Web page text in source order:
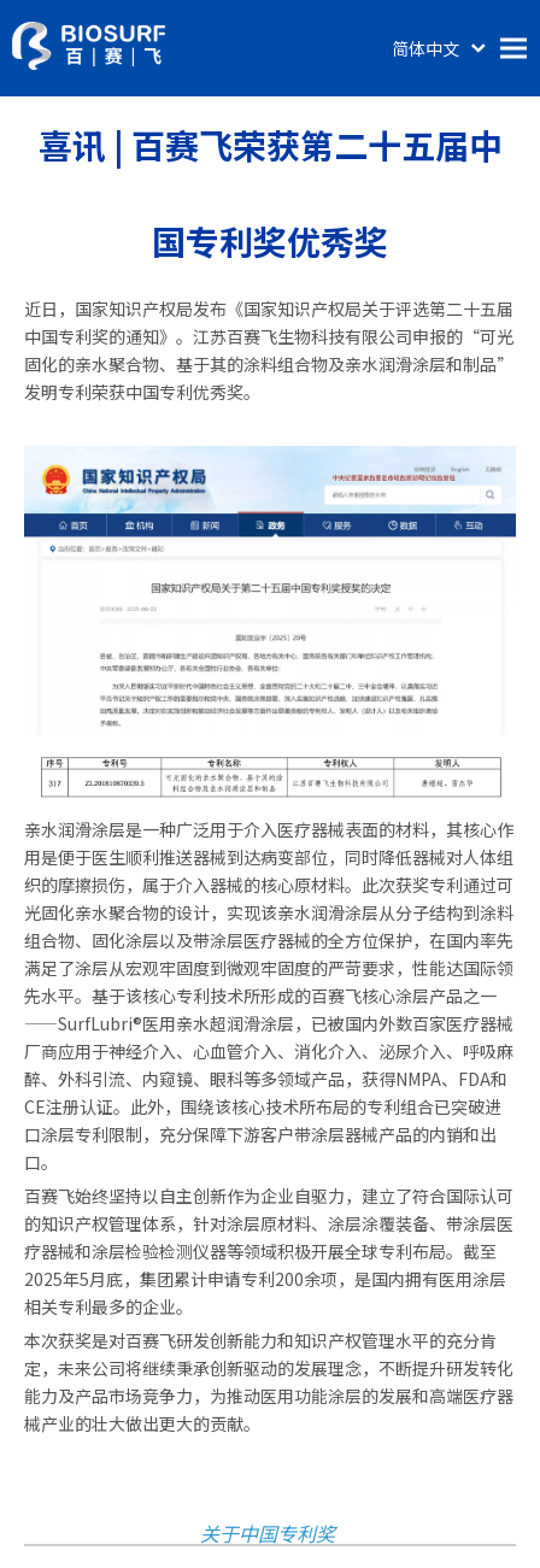
关于百赛飞
新闻动态
联系我们
简体中文
喜讯 | 百赛飞荣获第二十五届中
国专利奖优秀奖
近日，国家知识产权局发布《国家知识产权局关于评选第二十五届
中国专利奖的通知》。江苏百赛飞生物科技有限公司申报的“可光
固化的亲水聚合物、基于其的涂料组合物及亲水润滑涂层和制品”
发明专利荣获中国专利优秀奖。
亲水润滑涂层是一种广泛用于介入医疗器械表面的材料，其核心作
用是便于医生顺利推送器械到达病变部位，同时降低器械对人体组
织的摩擦损伤，属于介入器械的核心原材料。此次获奖专利通过可
光固化亲水聚合物的设计，实现该亲水润滑涂层从分子结构到涂料
组合物、固化涂层以及带涂层医疗器械的全方位保护，在国内率先
满足了涂层从宏观牢固度到微观牢固度的严苛要求，性能达国际领
先水平。基于该核心专利技术所形成的百赛飞核心涂层产品之一
——SurfLubri®医用亲水超润滑涂层，已被国内外数百家医疗器械
厂商应用于神经介入、心血管介入、消化介入、泌尿介入、呼吸麻
醉、外科引流、内窥镜、眼科等多领域产品，获得NMPA、FDA和
CE注册认证。此外，围绕该核心技术所布局的专利组合已突破进
口涂层专利限制，充分保障下游客户带涂层器械产品的内销和出
口。
百赛飞始终坚持以自主创新作为企业自驱力，建立了符合国际认可
的知识产权管理体系，针对涂层原材料、涂层涂覆装备、带涂层医
疗器械和涂层检验检测仪器等领域积极开展全球专利布局。截至
2025年5月底，集团累计申请专利200余项，是国内拥有医用涂层
相关专利最多的企业。
本次获奖是对百赛飞研发创新能力和知识产权管理水平的充分肯
定，未来公司将继续秉承创新驱动的发展理念，不断提升研发转化
能力及产品市场竞争力，为推动医用功能涂层的发展和高端医疗器
械产业的壮大做出更大的贡献。
关于中国专利奖